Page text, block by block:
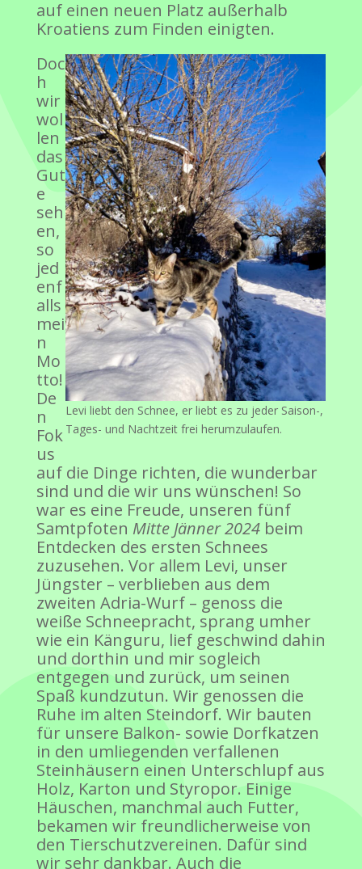
auf einen neuen Platz außerhalb
Kroatiens zum Finden einigten.
Levi liebt den Schnee, er liebt es zu jeder Saison-,
Tages- und Nachtzeit frei herumzulaufen.
Doc
h
wir
wol
len
das
Gut
e
seh
en,
so
jed
enf
alls
mei
n
Mo
tto!
De
n
Fok
us
auf die Dinge richten, die wunderbar
sind und die wir uns wünschen! So
war es eine Freude, unseren fünf
Samtpfoten Mitte Jänner 2024beim
Entdecken des ersten Schnees
zuzusehen. Vor allem Levi, unser
Jüngster – verblieben aus dem
zweiten Adria-Wurf – genoss die
weiße Schneepracht, sprang umher
wie ein Känguru, lief geschwind dahin
und dorthin und mir sogleich
entgegen und zurück, um seinen
Spaß kundzutun. Wir genossen die
Ruhe im alten Steindorf. Wir bauten
für unsere Balkon- sowie Dorfkatzen
in den umliegenden verfallenen
Steinhäusern einen Unterschlupf aus
Holz, Karton und Styropor. Einige
Häuschen, manchmal auch Futter,
bekamen wir freundlicherweise von
den Tierschutzvereinen. Dafür sind
wir sehr dankbar. Auch die